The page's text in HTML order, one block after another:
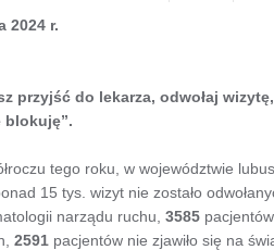
2024 r.
przyjść do lekarza, odwołaj
blokuję”.
tego roku, w województwie
15 tys. wizyt nie zostało
narządu ruchu, 3585pacjentów
2591pacjentów nie zjawiło się na